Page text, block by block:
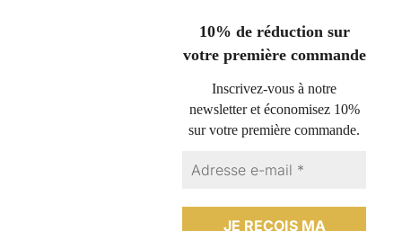
Pour offrir les meilleures expériences, nous utilisons des technologies
telles que les cookies pour stocker et/ou accéder aux informations des
traiter des données telles que le comportement de navigation ou les ID
Conditions générales de vente
10% de réduction sur
votre première commande
Inscrivez-vous à notre
newsletter et économisez 10%
sur votre première commande.